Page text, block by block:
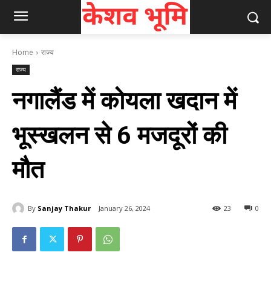
Home राज्य
राज्य
नगालैंड में कोयला खदान में
भूस्खलन से 6 मजदूरों की
मौत
By Sanjay Thakur January 26, 2024 0
23